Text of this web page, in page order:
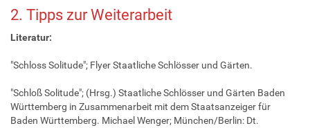
2. Tipps zur Weiterarbeit
Literatur:
"Schloss Solitude"; Flyer Staatliche Schlösser und Gärten.
"Schloß Solitude"; (Hrsg.) Staatliche Schlösser und Gärten Baden
Württemberg in Zusammenarbeit mit dem Staatsanzeiger für
Baden Württemberg. Michael Wenger; München/Berlin: Dt.